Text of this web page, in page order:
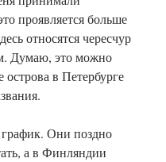
проявляется больше
относятся чересчур
Думаю, это можно
в Петербурге
Они поздно
а в Финляндии